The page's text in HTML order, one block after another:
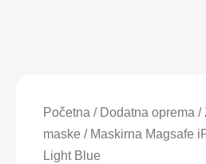
Početna / Dodatna oprema /
maske / Maskirna Magsafe
Light Blue
Magsafe
iPhone
14Pro